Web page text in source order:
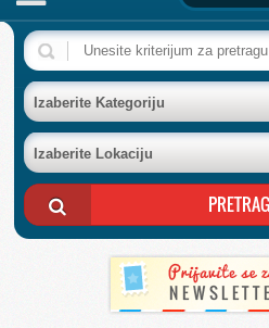
NASLOVNA
BAZA FIRMI
POSLOVNI OGLASI
AKCIJE I KATALOZI
BESPLATNI VAUČERI
Izaberite Kategoriju
Izaberite Lokaciju